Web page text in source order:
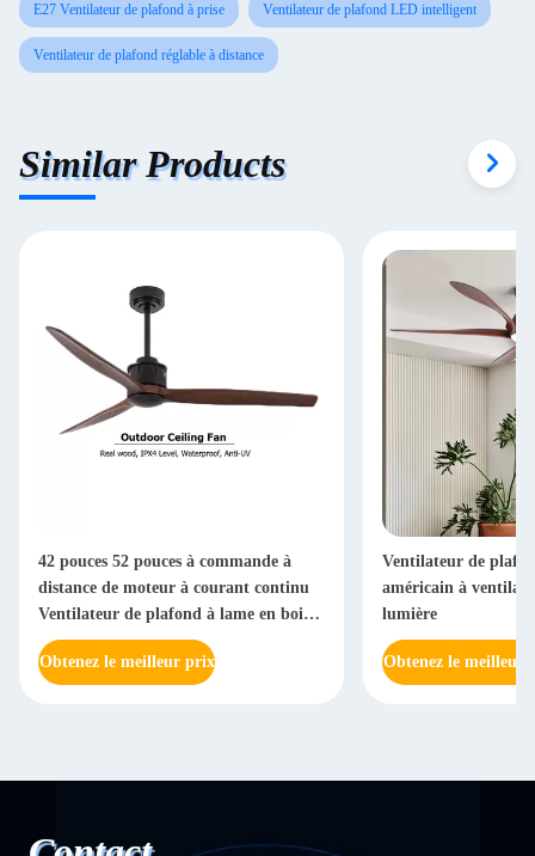
E27 Ventilateur de plafond à prise Ventilateur de plafond LED intelligent
Ventilateur de plafond réglable à distance
Similar Products
42 pouces 52 pouces à commande à
distance de moteur à courant continu
Ventilateur de plafond à lame en bois
massif
Obtenez le meilleur prix
Ventilateur de
américain à
lumière
Obtenez le meilleur